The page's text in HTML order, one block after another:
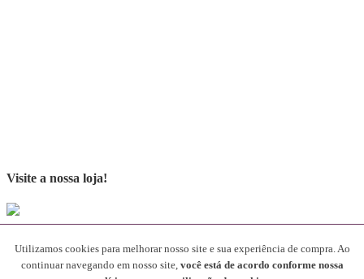
Visite a nossa loja!
Parceiros
[rev_slider alias="SliderParceiros"]
Utilizamos cookies para melhorar nosso site e sua experiência de compra. Ao
continuar navegando em nosso site, você está de acordo conforme nossa